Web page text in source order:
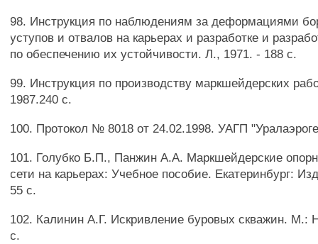
98. Инструкция по наблюдениям за деформациями
уступов и отвалов на карьерах и разработке и
по обеспечению их устойчивости. Л., 1971. - 188 с.
99. Инструкция по производству маркшейдерских
1987.240 с.
100. Протокол № 8018 от 24.02.1998. УАГП
101. Голубко Б.П., Панжин А.А. Маркшейдерские
сети на карьерах: Учебное пособие. Екатеринбург:
55 с.
102. Калинин А.Г. Искривление буровых скважин. М.:
с.